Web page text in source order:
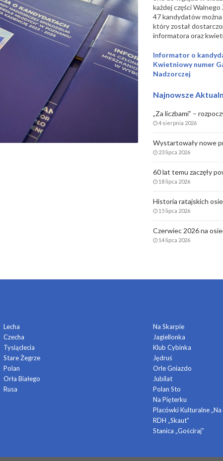
każdej części
47 kandydatów
który został
informatora oraz
Informator o
Kwietniowy numer
Nadzorczej
Najnowsze
„Za liczbami” –
4 sierpnia 2026
Wystartowały nowe
23 lipca 2026
60 lat temu zaczęły
18 lipca 2026
Historia ratajskich
15 lipca 2026
Czerwiec 2026 na
14 lipca 2026
Lecha
Czecha
Tysiąclecia
Stare Żegrze
Polan
Orła Białego
Rusa
Na Skarpie
Jagiellonka
Klub Cybinka
Jędruś
Orle Gniazdo
Jubilat
Polan Sto
Na Pięterku
Placówki Kulturalne „Na
RDH „Skaut”
Stanica „Gościraj”